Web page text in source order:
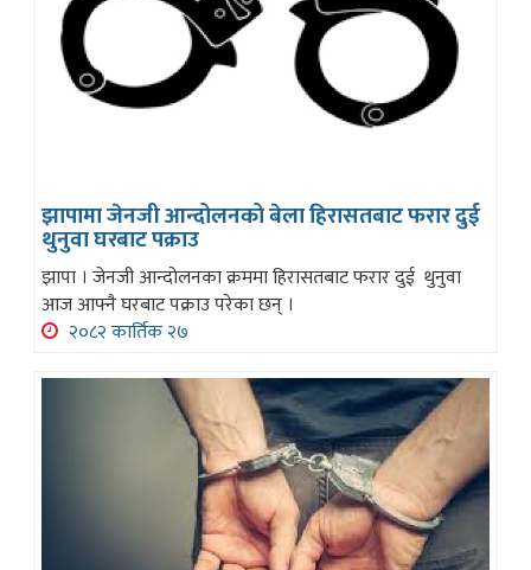
झापामा जेनजी आन्दोलनको बेला हिरासतबाट फरार दुई
थुनुवा घरबाट पक्राउ
झापा । जेनजी आन्दोलनका क्रममा हिरासतबाट फरार दुई थुनुवा
आज आफ्नै घरबाट पक्राउ परेका छन् ।
२०८२ कार्तिक २७